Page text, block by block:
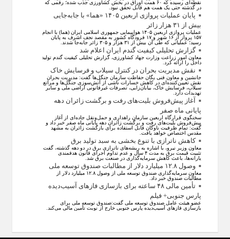
نقطه‌ای رسیده که ۶۰ همت اوراق در بخش کشاورزی جذب شده؛ رقمی که
در گذشته حتی یک همت هم قابل تحقق نبود.
پایان عملیات پروازی اربعین ۱۴۰۵ «هما» با جابه‌جایی
بیش از ۳۱ هزار زائر
عملیات پروازی اربعین ۱۴۰۵ هواپیمایی جمهوری اسلامی ایران (هما) با انجام
۱۵۷ پرواز از ۱۶ شهر و ۱۷ فرودگاه کشور به مقصد نجف اشرف به پایان
رسید؛ عملیاتی که طی آن بیش از ۳۱ هزار و ۳۰۵ زائر جابه‌جا شدند.
گزارش تحلیلی کیفیت گندم ایران اعلام شد
معاون امور زراعت وزارت جهاد کشاورزی، گزارش تحلیلی کیفیت گندم تولید
داخل را ارائه کرد.
نقش مدیریت بحران در کنترل سیلاب و فرسایش خاک
جانشین و معاون فنی یگان حفاظت سازمان جنگل‌ها گفت: مدیریت بحران
نقش تعیین‌کننده‌ای در کاهش خسارات ناشی از آتش‌سوزی جنگل‌ها و مراتع،
سیلاب، فرسایش خاک، بیابان‌زایی، تصرفات غیرقانونی اراضی ملی و سایر
تهدیدات دارد.
آغاز پیش‌فروش بلیت‌های رفت و برگشت زائران دهه
پایانی ماه صفر
سخنگوی قرارگاه اربعین سازمان راهداری و حمل‌ونقل جاده‌ای از آغاز
پیش‌فروش بلیت‌های رفت و برگشت زائران دهه پایانی ماه صفر خبر داد و
گفت: تمام ظرفیت ناوگان قابل استفاده برای بازگشت زائران به مشهد
مقدس اختصاص خواهد یافت.
کاهش ناترازی با تنوع بخشی به سبد تولید برق
معاون وزیر نیرو، با اشاره به ریشه‌های ناترازی برق در دو دهه گذشته، گفت:
تثبیت قیمت برق به مدت ۴ سال و عدم تداوم اجرای قانون هدفمندی
یارانه‌ها، باعث کاهش سرمایه‌گذاری در صنعت برق شد.
وصول ۱۲.۸ میلیارد دلار از مطالبات صندوق توسعه ملی
معاون سرمایه‌گذاری صندوق توسعه ملی از وصول ۱۲.۸ میلیارد دلار از
مطالبات صندوق خبر داد.
تأمین مالی ۴۸ ساعته برای بازسازی فاز‌های آسیب‌دیده
پارس جنوبی+ فیلم
عضو هیئت عامل صندوق توسعه ملی گفت:صندوق توسعه ملی برای
بازسازی فاز‌های آسیب‌دیده پارس جنوبی خارج از نوبت تأمین مالی می‌کند.